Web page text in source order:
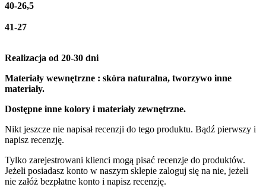
40-26,5
41-27
Realizacja od 20-30 dni
Materiały wewnętrzne : skóra naturalna, tworzywo inne
materiały.
Dostępne inne kolory i materiały zewnętrzne.
Nikt jeszcze nie napisał recenzji do tego produktu. Bądź pierwszy i
napisz recenzję.
Tylko zarejestrowani klienci mogą pisać recenzje do produktów.
Jeżeli posiadasz konto w naszym sklepie zaloguj się na nie, jeżeli
nie załóż bezpłatne konto i napisz recenzję.